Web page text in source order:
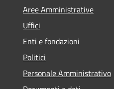
Aree Amministrative
Uffici
Enti e fondazioni
Politici
Personale Amministrativo